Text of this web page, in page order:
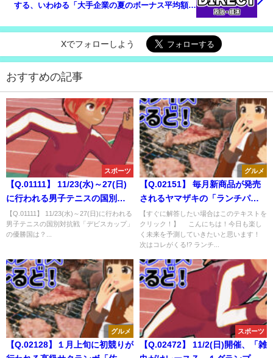
する、いわゆる「大手企業の夏のボーナス平均額」
Xでフォローしよう
おすすめの記事
スポーツ
【Q.01111】 11/23(水)～27(日)
に行われる男子テニスの国別対
抗戦「デビスカップ」の優勝国
は？
【Q.01111】 11/23(水)～27(日)に行われる
男子テニスの国別対抗戦「デビスカップ」
の優勝国は？...
グルメ
【Q.02151】 毎月新商品が発売
されるヤマザキの「ランチパッ
ク」。１月中旬頃発表の「来月
発売の新商品」の商品名で、①
～⑦のうち名前に含まれる単語
【すぐに解答したい場合はこのテキストを
クリック！】 こんにちは！今日も楽し
く未来を予測していきたいと思います！
次はコレがくる!? ランチ...
グルメ
【Q.02128】１月上旬に初競りが
スポーツ
【Q.02472】 11/2(日)開催、「雑